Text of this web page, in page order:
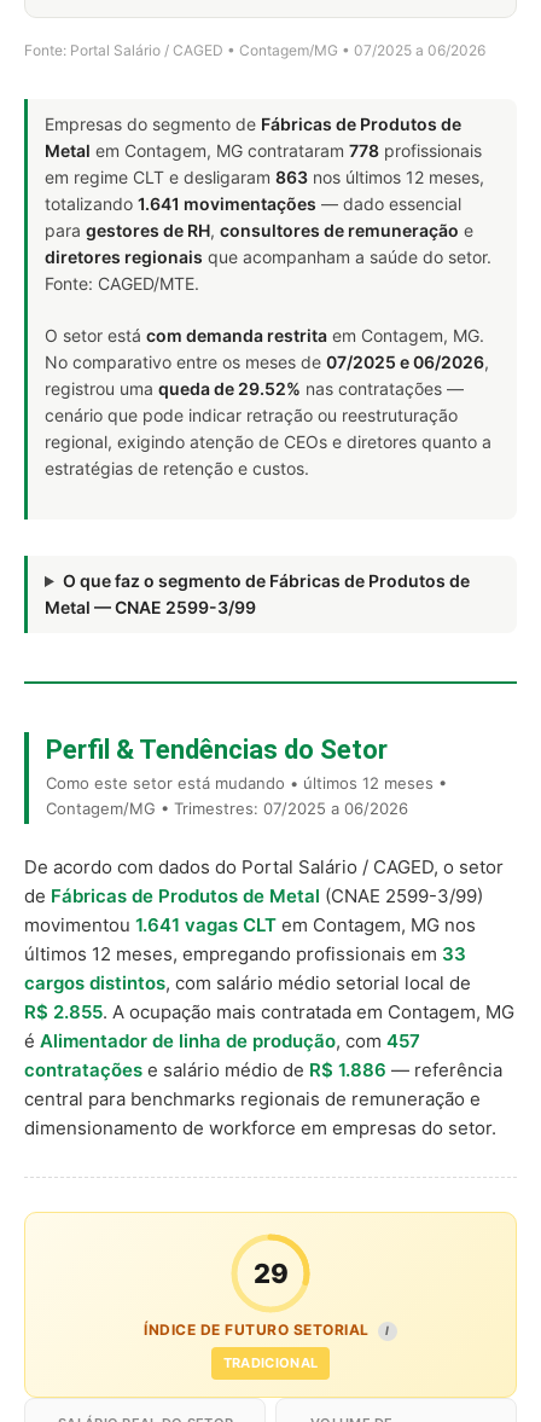
Fonte: Portal Salário / CAGED • Contagem/MG • 07/2025 a 06/2026
Empresas do segmento de Fábricas de Produtos de
Metal em Contagem, MG contrataram 778 profissionais
em regime CLT e desligaram 863 nos últimos 12 meses,
totalizando 1.641 movimentações — dado essencial
para gestores de RH, consultores de remuneração e
diretores regionais que acompanham a saúde do setor.
Fonte: CAGED/MTE.
O setor está com demanda restrita em Contagem, MG.
No comparativo entre os meses de 07/2025 e 06/2026,
registrou uma queda de 29.52% nas contratações —
cenário que pode indicar retração ou reestruturação
regional, exigindo atenção de CEOs e diretores quanto a
estratégias de retenção e custos.
O que faz o segmento de Fábricas de Produtos de
Metal — CNAE 2599-3/99
Perfil & Tendências do Setor
Como este setor está mudando • últimos 12 meses •
Contagem/MG • Trimestres: 07/2025 a 06/2026
De acordo com dados do Portal Salário / CAGED, o setor
de Fábricas de Produtos de Metal (CNAE 2599-3/99)
movimentou 1.641 vagas CLT em Contagem, MG nos
últimos 12 meses, empregando profissionais em 33
cargos distintos, com salário médio setorial local de
R$ 2.855. A ocupação mais contratada em Contagem, MG
é Alimentador de linha de produção, com 457
contratações e salário médio de R$ 1.886 — referência
central para benchmarks regionais de remuneração e
dimensionamento de workforce em empresas do setor.
29
ÍNDICE DE FUTURO SETORIAL I
TRADICIONAL